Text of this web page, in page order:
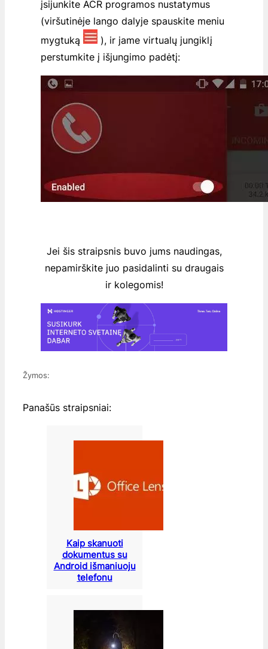
įsijunkite ACR programos nustatymus
(viršutinėje lango dalyje spauskite meniu
mygtuką
), ir jame virtualų jungiklį
perstumkite į išjungimo padėtį:
Jei šis straipsnis buvo jums naudingas,
nepamirškite juo pasidalinti su draugais
ir kolegomis!
Žymos:
Panašūs straipsniai:
Kaip skanuoti
dokumentus su
Android išmaniuoju
telefonu